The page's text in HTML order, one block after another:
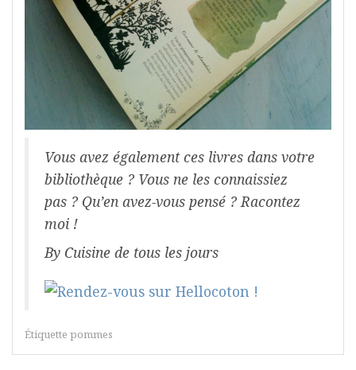
Vous avez également ces livres dans votre
bibliothèque ? Vous ne les connaissiez
pas ? Qu’en avez-vous pensé ? Racontez
moi !
By Cuisine de tous les jours
Étiquette pommes